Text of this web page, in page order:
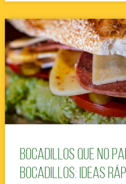
Bocadillos que no
bocadillos: ideas